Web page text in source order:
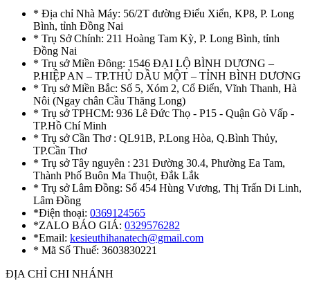
* Địa chỉ Nhà Máy: 56/2T đường Điểu Xiển, KP8, P. Long
Bình, tỉnh Đồng Nai
* Trụ Sở Chính: 211 Hoàng Tam Kỳ, P. Long Bình, tỉnh
Đồng Nai
* Trụ sở Miền Đông: 1546 ĐẠI LỘ BÌNH DƯƠNG –
P.HIỆP AN – TP.THỦ DẦU MỘT – TỈNH BÌNH DƯƠNG
* Trụ sở Miền Bắc: Số 5, Xóm 2, Cổ Điển, Vĩnh Thanh, Hà
Nôi (Ngay chân Cầu Thăng Long)
* Trụ sở TPHCM: 936 Lê Đức Thọ - P15 - Quận Gò Vấp -
TP.Hồ Chí Minh
* Trụ sở Cần Thơ : QL91B, P.Long Hòa, Q.Bình Thủy,
TP.Cần Thơ
* Trụ sở Tây nguyên : 231 Đường 30.4, Phường Ea Tam,
Thành Phố Buôn Ma Thuột, Đắk Lắk
* Trụ sở Lâm Đồng: Số 454 Hùng Vương, Thị Trấn Di Linh,
Lâm Đồng
*Điện thoại: 0369124565
*ZALO BÁO GIÁ: 0329576282
*Email: kesieuthihanatech@gmail.com
* Mã Số Thuế: 3603830221
ĐỊA CHỈ CHI NHÁNH